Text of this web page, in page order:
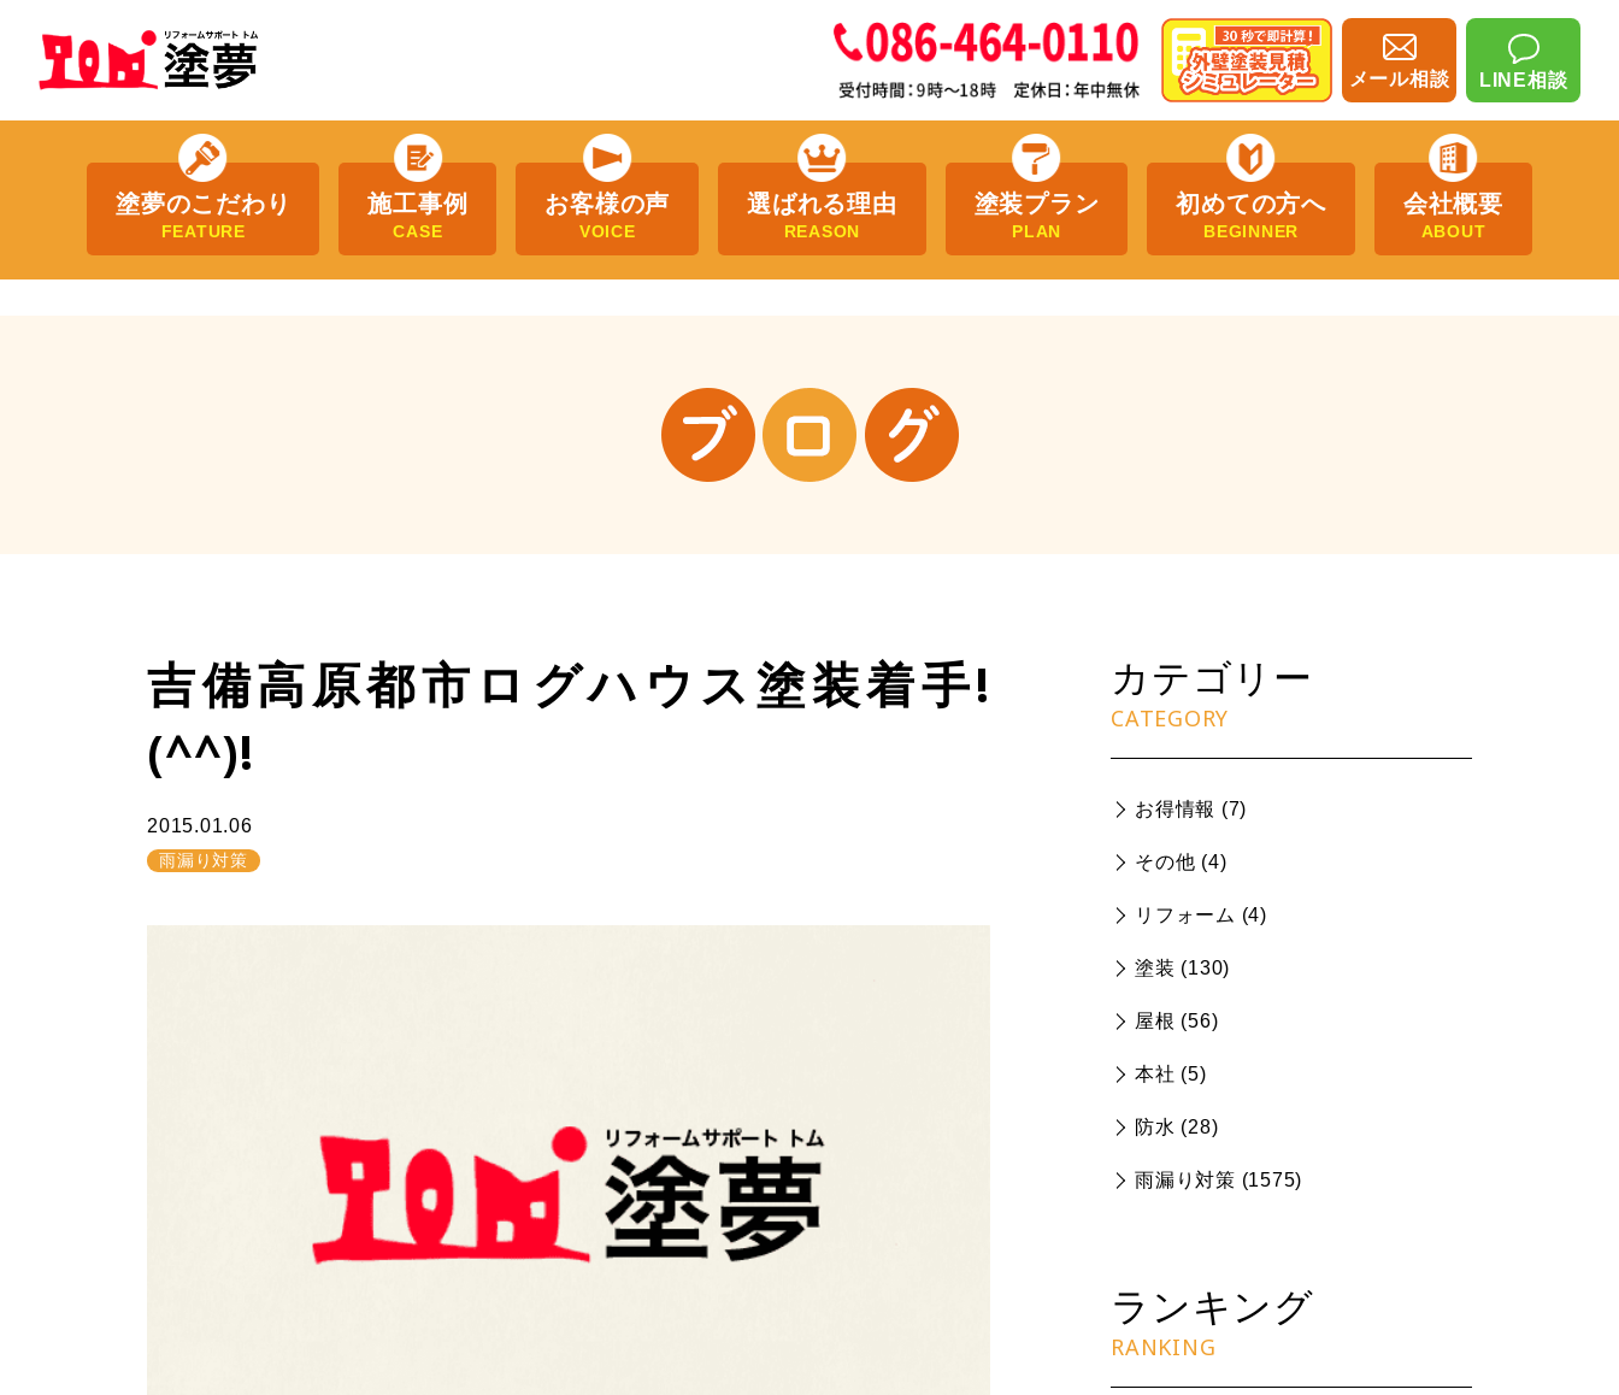
メール相談 LINE相談
塗夢のこだわり
FEATURE
施工事例
CASE
お客様の声
VOICE
選ばれる理由
REASON
塗装プラン
PLAN
初めての方へ
BEGINNER
会社概要
ABOUT
吉備高原都市ログハウス塗装着手!
(^^)!
2015.01.06
雨漏り対策
カテゴリー
CATEGORY
お得情報 (7)
その他 (4)
リフォーム (4)
塗装 (130)
屋根 (56)
本社 (5)
防水 (28)
雨漏り対策 (1575)
ランキング
RANKING